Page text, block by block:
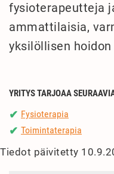
fysioterapeutteja
ammattilaisia,
yksilöllisen
YRITYS TARJOAA
✔ Fysioterapia
✔ Toimintaterapia
Tiedot päivitetty